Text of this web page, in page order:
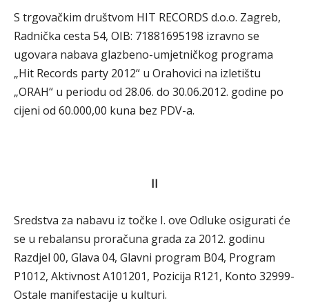
S trgovačkim društvom HIT RECORDS d.o.o. Zagreb,
Radnička cesta 54, OIB: 71881695198 izravno se
ugovara nabava glazbeno-umjetničkog programa
„Hit Records party 2012“ u Orahovici na izletištu
„ORAH“ u periodu od 28.06. do 30.06.2012. godine po
cijeni od 60.000,00 kuna bez PDV-a.
II
Sredstva za nabavu iz točke I. ove Odluke osigurati će
se u rebalansu proračuna grada za 2012. godinu
Razdjel 00, Glava 04, Glavni program B04, Program
P1012, Aktivnost A101201, Pozicija R121, Konto 32999-
Ostale manifestacije u kulturi.